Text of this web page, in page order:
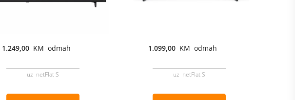
1.249,00 KM odmah
uz netFlat S
1.099,00 KM odmah
uz netFlat S